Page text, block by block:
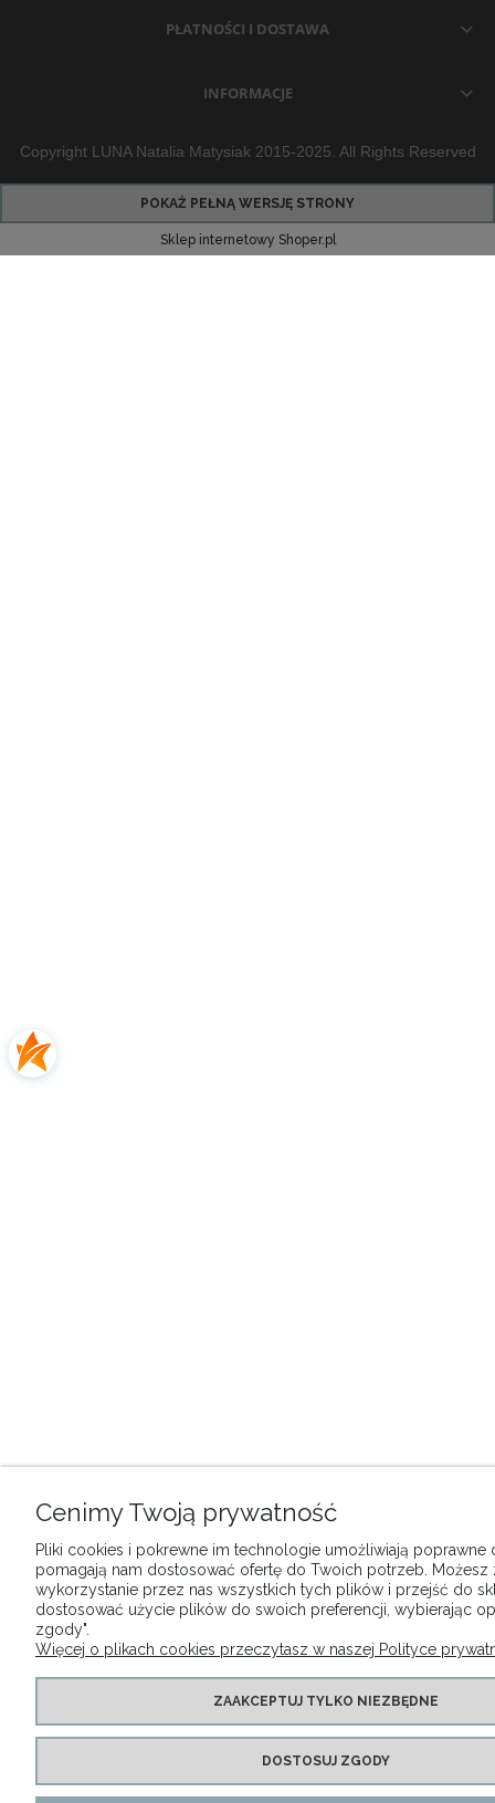
PŁATNOŚCI I DOSTAWA
INFORMACJE
Copyright LUNA Natalia Matysiak 2015-2025. All Rights Reserved
POKAŻ PEŁNĄ WERSJĘ STRONY
Sklep internetowy Shoper.pl
Cenimy Twoją prywatność
Pliki cookies i pokrewne im technologie umożliwiają poprawne
pomagają nam dostosować ofertę do Twoich potrzeb. Możesz
wykorzystanie przez nas wszystkich tych plików i przejść do
dostosować użycie plików do swoich preferencji, wybierając
zgody".
Więcej o plikach cookies przeczytasz w naszej Polityce
ZAAKCEPTUJ TYLKO NIEZBĘDNE
DOSTOSUJ ZGODY